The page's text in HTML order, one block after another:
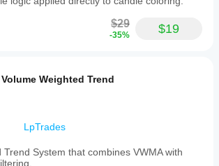
$29
-35% $19
Volume Weighted Trend
LpTrades
Trend System that combines VWMA with